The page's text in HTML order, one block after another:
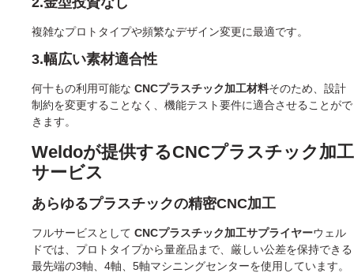
複雑なプロトタイプや頻繁なデザイン変更に最適です。
3.幅広い素材適合性
何十もの利用可能な CNCプラスチック加工材料そのため、設計
制約を変更することなく、機能テスト要件に適合させることがで
きます。
Weldoが提供するCNCプラスチック加工
サービス
あらゆるプラスチックの精密CNC加工
フルサービスとして CNCプラスチック加工サプライヤーウェル
ドでは、プロトタイプから量産品まで、厳しい公差を保持できる
最先端の3軸、4軸、5軸マシニングセンターを使用しています。